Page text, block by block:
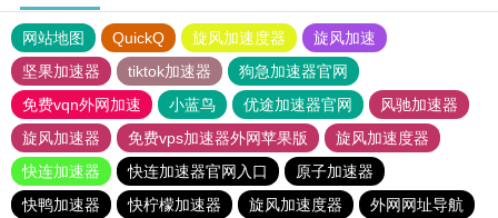
网站地图 QuickQ 旋风加速度器
旋风加速
坚果加速器
tiktok加速器
狗急加速器官网
免费vqn外网加速
小蓝鸟 优途加速器官网
风驰加速器
旋风加速器
免费vps加速器外网苹果版
旋风加速度器
快连加速器
快连加速器官网入口
原子加速器
快鸭加速器
快柠檬加速器 旋风加速度器
外网网址导航